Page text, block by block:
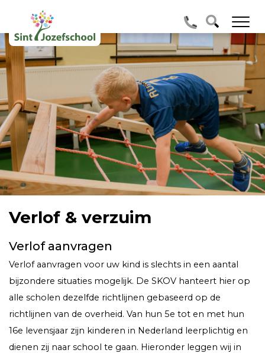
Verlof & verzuim
Verlof aanvragen
Verlof aanvragen voor uw kind is slechts in een aantal
bijzondere situaties mogelijk. De SKOV hanteert hier op
alle scholen dezelfde richtlijnen gebaseerd op de
richtlijnen van de overheid. Van hun 5e tot en met hun
16e levensjaar zijn kinderen in Nederland leerplichtig en
dienen zij naar school te gaan. Hieronder leggen wij in